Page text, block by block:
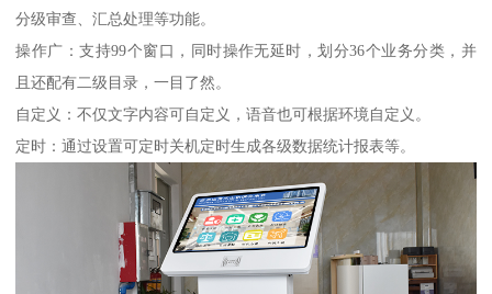
分级审查、汇总处理等功能。
操作广：支持99个窗口，同时操作无延时，划分36个业务分类，并
且还配有二级目录，一目了然。
自定义：不仅文字内容可自定义，语音也可根据环境自定义。
定时：通过设置可定时关机定时生成各级数据统计报表等。